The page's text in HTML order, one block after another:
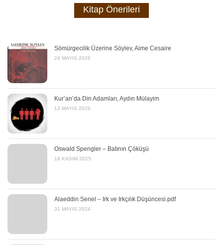
Kitap Önerileri
Sömürgecilik Üzerine Söylev, Aime Cesaire
24 MAYIS 2026
Kur’an’da Din Adamları, Aydın Mülayim
13 MAYIS 2026
Oswald Spengler – Batının Çöküşü
18 KASIM 2025
Alaeddin Senel – Irk ve Irkçılık Düşüncesi.pdf
31 MAYIS 2024